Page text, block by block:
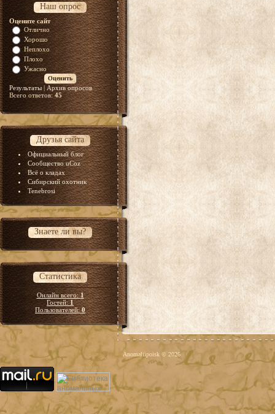
Наш опрос
Оцените сайт
Отлично
Хорошо
Неплохо
Плохо
Ужасно
Результаты| Архив опросов
Всего ответов:45
Друзья сайта
Официальный блог
Сообщество uCoz
Всё о кладах
Сибирский охотник
Tenebrosi
Знаете ли вы?
Статистика
Онлайн всего:1
Гостей:1
Пользователей:0
Anomaliipoisk © 2026